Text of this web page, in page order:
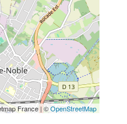
France | ©OpenStreetMap